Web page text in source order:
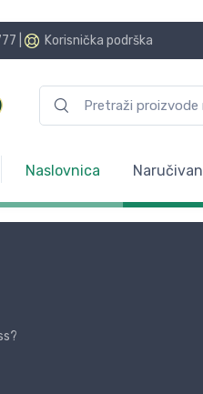
Korisnička podrška
Naslovnica